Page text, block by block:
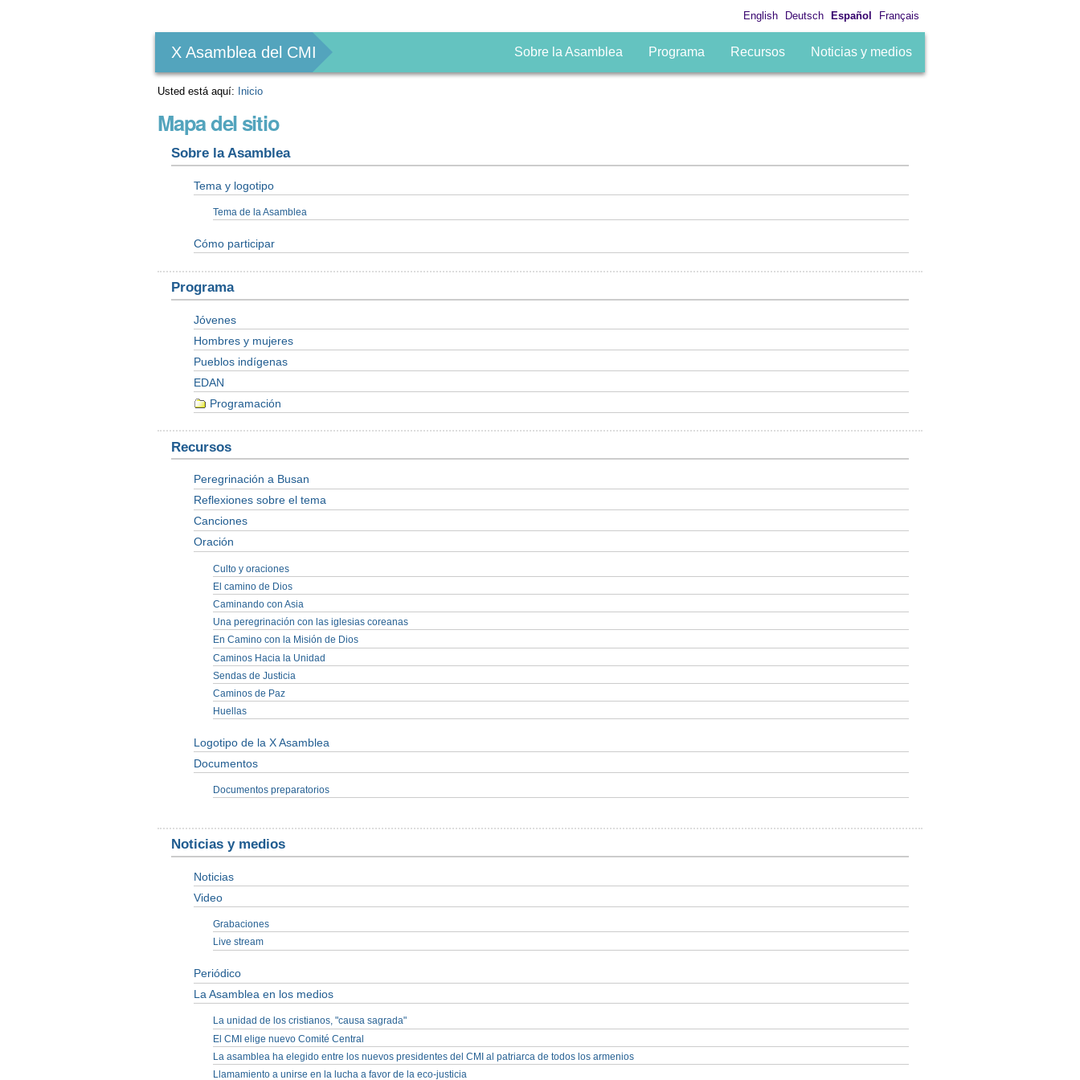
English Deutsch Español Français
X Asamblea del CMI Sobre la Asamblea Programa Recursos Noticias y medios
Usted está aquí: Inicio
Mapa del sitio
Sobre la Asamblea
Tema y logotipo
Tema de la Asamblea
Cómo participar
Programa
Jóvenes
Hombres y mujeres
Pueblos indígenas
EDAN
Programación
Recursos
Peregrinación a Busan
Reflexiones sobre el tema
Canciones
Oración
Culto y oraciones
El camino de Dios
Caminando con Asia
Una peregrinación con las iglesias coreanas
En Camino con la Misión de Dios
Caminos Hacia la Unidad
Sendas de Justicia
Caminos de Paz
Huellas
Logotipo de la X Asamblea
Documentos
Documentos preparatorios
Noticias y medios
Noticias
Video
Grabaciones
Live stream
Periódico
La Asamblea en los medios
La unidad de los cristianos, "causa sagrada"
El CMI elige nuevo Comité Central
La asamblea ha elegido entre los nuevos presidentes del CMI al patriarca de todos los armenios
Llamamiento a unirse en la lucha a favor de la eco-justicia